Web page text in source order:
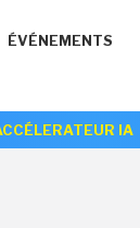
ÉVÉNEMENTS
IA